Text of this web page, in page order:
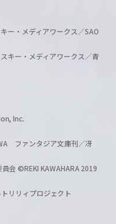
・メディアワークス／SAO
キー・メディアワークス／青
Inc.
ファンタジア文庫刊／冴
会 ©REKI KAWAHARA 2019
リリィプロジェクト